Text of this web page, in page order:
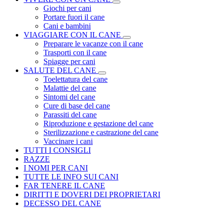
Giochi per cani
Portare fuori il cane
Cani e bambini
VIAGGIARE CON IL CANE
Preparare le vacanze con il cane
Trasporti con il cane
Spiagge per cani
SALUTE DEL CANE
Toelettatura del cane
Malattie del cane
Sintomi del cane
Cure di base del cane
Parassiti del cane
Riproduzione e gestazione del cane
Sterilizzazione e castrazione del cane
Vaccinare i cani
TUTTI I CONSIGLI
RAZZE
I NOMI PER CANI
TUTTE LE INFO SUI CANI
FAR TENERE IL CANE
DIRITTI E DOVERI DEI PROPRIETARI
DECESSO DEL CANE